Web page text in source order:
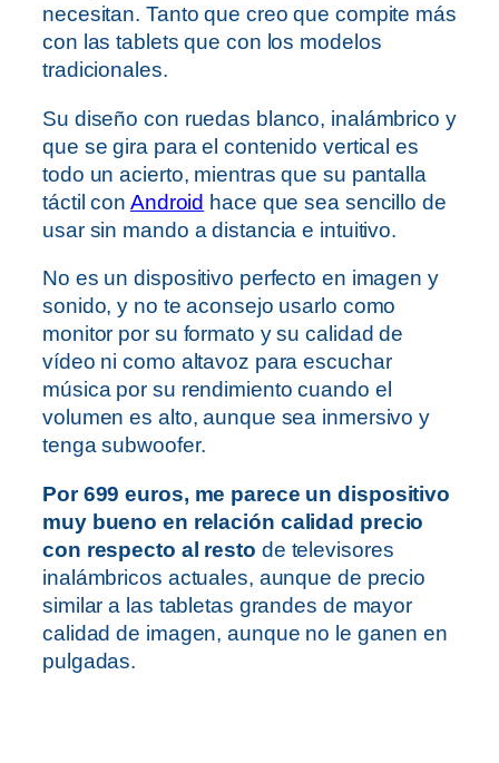
necesitan. Tanto que creo que compite más
con las tablets que con los modelos
tradicionales.
Su diseño con ruedas blanco, inalámbrico y
que se gira para el contenido vertical es
todo un acierto, mientras que su pantalla
táctil con Android hace que sea sencillo de
usar sin mando a distancia e intuitivo.
No es un dispositivo perfecto en imagen y
sonido, y no te aconsejo usarlo como
monitor por su formato y su calidad de
vídeo ni como altavoz para escuchar
música por su rendimiento cuando el
volumen es alto, aunque sea inmersivo y
tenga subwoofer.
Por 699 euros, me parece un dispositivo
muy bueno en relación calidad precio
con respecto al resto de televisores
inalámbricos actuales, aunque de precio
similar a las tabletas grandes de mayor
calidad de imagen, aunque no le ganen en
pulgadas.